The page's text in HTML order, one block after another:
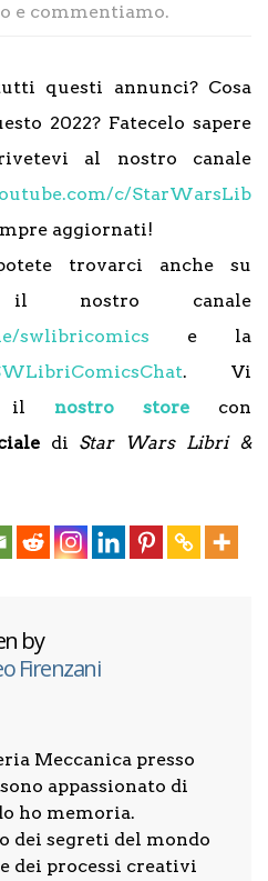
e commentiamo.
questi annunci? Cosa
2022? Fatecelo sapere
al nostro canale
c/StarWarsLib
aggiornati!
trovarci anche su
il nostro canale
swlibricomics e la
. Vi
il nostro store con
di Star Wars Libri &
by
Firenzani
Meccanica presso
appassionato di
ho memoria.
dei segreti del mondo
dei processi creativi